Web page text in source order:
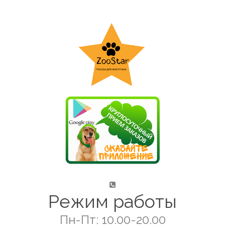
Режим работы
Пн-Пт: 10.00-20.00